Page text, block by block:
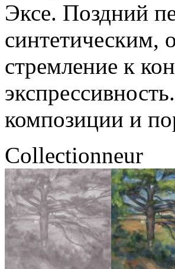
Эксе. Поздний
синтетическим,
стремление к
композиции и
Collectionneur